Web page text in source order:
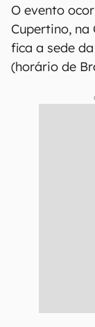
O evento
Cupertino,
fica a sede
(horário de